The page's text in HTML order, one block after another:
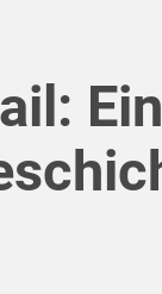
Ein